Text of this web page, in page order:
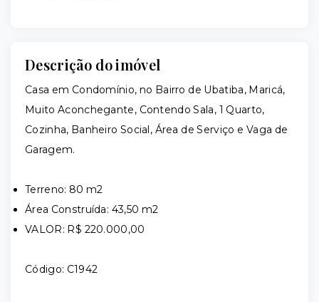
Descrição do imóvel
Casa em Condomínio, no Bairro de Ubatiba, Maricá,
Muito Aconchegante, Contendo Sala, 1 Quarto,
Cozinha, Banheiro Social, Área de Serviço e Vaga de
Garagem.
Terreno: 80 m2
Área Construída: 43,50 m2
VALOR: R$ 220.000,00
Código: C1942